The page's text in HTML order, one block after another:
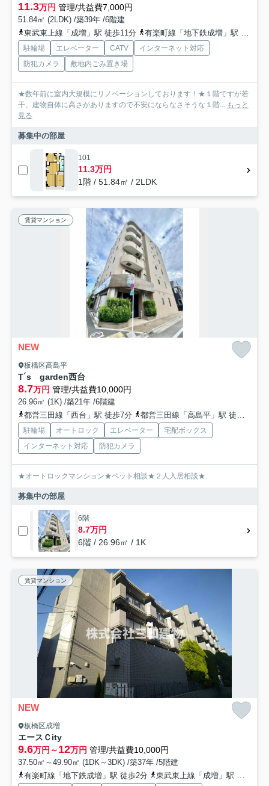
11.3万円 管理/共益費7,000円
51.84㎡ (2LDK) /築39年 /6階建
東武東上線「成増」駅 徒歩11分
有楽町線「地下鉄成増」駅 徒歩13分
駐輪場 エレベーター CATV
インターネット対応
防犯カメラ
敷地内ごみ置き場
★数年前に室内大規模にリノベーションしております！★１階ですが若
干、建物自体に高さがありますので不安にならなさそうな１階... もっと
見る
募集中の部屋
101
11.3万円
1階 / 51.84㎡ / 2LDK
賃貸マンション
NEW
板橋区高島平
T´s garden西台
8.7万円 管理/共益費10,000円
26.96㎡ (1K) /築21年 /6階建
都営三田線「西台」駅 徒歩7分
都営三田線「高島平」駅 徒歩13分
駐輪場 オートロック エレベーター
宅配ボックス
インターネット対応
防犯カメラ
★オートロックマンション★ペット相談★２人入居相談★
募集中の部屋
6階
8.7万円
6階 / 26.96㎡ / 1K
賃貸マンション
NEW
板橋区成増
エースＣity
9.6万円～12万円 管理/共益費10,000円
37.50㎡～49.90㎡ (1DK～3DK) /築37年 /5階建
有楽町線「地下鉄成増」駅 徒歩2分
東武東上線「成増」駅 徒歩3分